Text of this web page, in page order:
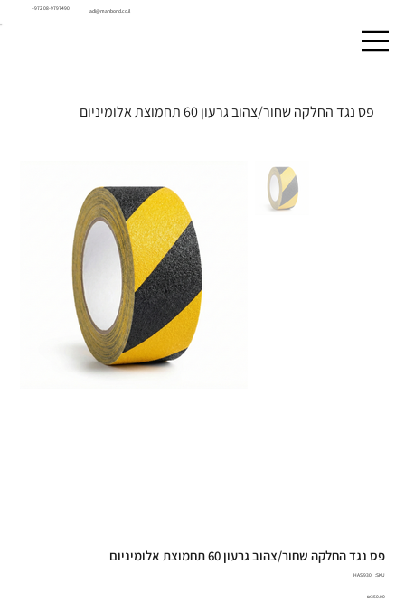
+972 08-9797490 adi@manbond.co.il
פס נגד החלקה שחור/צהוב גרעון 60 תחמוצת אלומיניום
פס נגד החלקה שחור/צהוב גרעון 60 תחמוצת אלומיניום
SKU:
SKU
930
HAS 930
Price
₪350.00